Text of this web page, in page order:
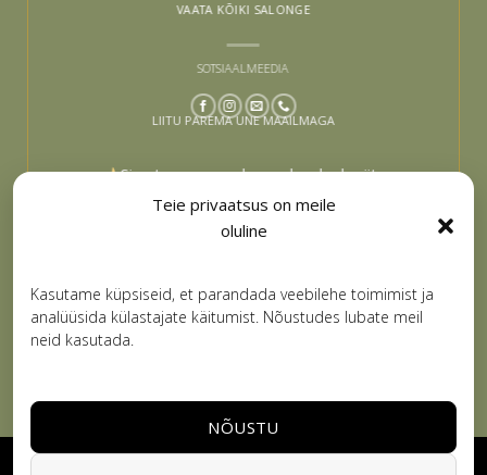
Teie privaatsus on meile
oluline
Kasutame küpsiseid, et parandada veebilehe toimimist ja
analüüsida külastajate käitumist. Nõustudes lubate meil
neid kasutada.
NÕUSTU
VAATA KÕIKI SALONGE
SOTSIAALMEEDIA
LIITU PAREMA UNE MAAILMAGA
Sinu tee paremaks uneks algab siit –
liitu ja lase end inspireerida
LIITUN